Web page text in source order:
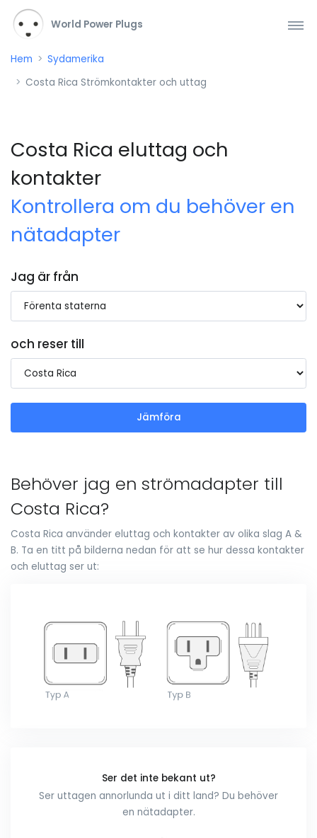
World Power Plugs
Hem
Sydamerika
Costa Rica Strömkontakter och uttag
Costa Rica eluttag och
kontakter
Kontrollera om du behöver en
nätadapter
Jag är från
och reser till
Jämföra
Behöver jag en strömadapter till
Costa Rica?
Costa Rica använder eluttag och kontakter av olika slag A &
B. Ta en titt på bilderna nedan för att se hur dessa kontakter
och eluttag ser ut:
Ser det inte bekant ut?
Ser uttagen annorlunda ut i ditt land? Du behöver
en nätadapter.